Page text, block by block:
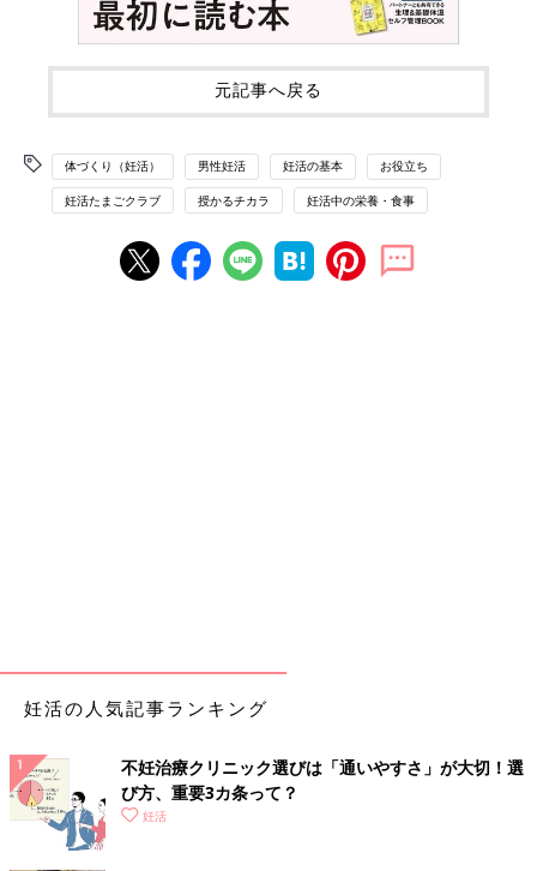
元記事へ戻る
体づくり（妊活） 男性妊活 妊活の基本 お役立ち
妊活たまごクラブ 授かるチカラ 妊活中の栄養・食事
妊活の人気記事ランキング
不妊治療クリニック選びは「通いやすさ」が大切！選
び方、重要3カ条って？
妊活